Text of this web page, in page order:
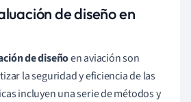
de diseño en
de diseñoen aviación son
la seguridad y eficiencia de las
incluyen una serie de métodos y